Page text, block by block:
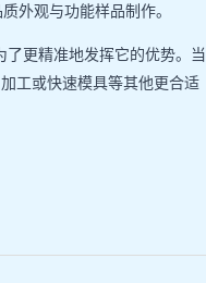
外观与功能样品制作。
更精准地发挥它的优势。当
工或快速模具等其他更合适